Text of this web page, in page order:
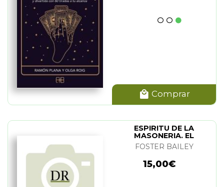
Comprar
ESPIRITU DE LA
MASONERIA. EL
FOSTER BAILEY
15,00€